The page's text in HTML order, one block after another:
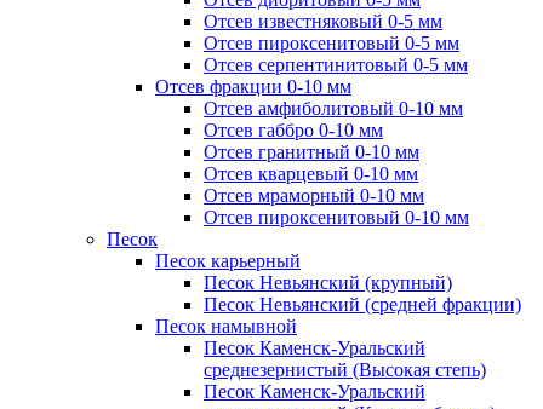
Отсев известняковый 0-5 мм
Отсев пироксенитовый 0-5 мм
Отсев серпентинитовый 0-5 мм
Отсев фракции 0-10 мм
Отсев амфиболитовый 0-10 мм
Отсев габбро 0-10 мм
Отсев гранитный 0-10 мм
Отсев кварцевый 0-10 мм
Отсев мраморный 0-10 мм
Отсев пироксенитовый 0-10 мм
Песок
Песок карьерный
Песок Невьянский (крупный)
Песок Невьянский (средней фракции)
Песок намывной
Песок Каменск-Уральский
среднезернистый (Высокая степь)
Песок Каменск-Уральский